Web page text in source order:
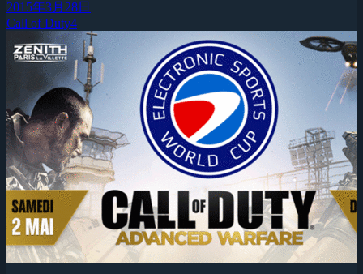
2015年3月28日
Call of Duty4